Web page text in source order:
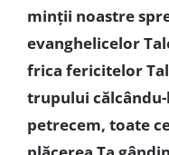
minţii noastre
evanghelicelor
frica fericitelor
trupului călcându-
petrecem, toate